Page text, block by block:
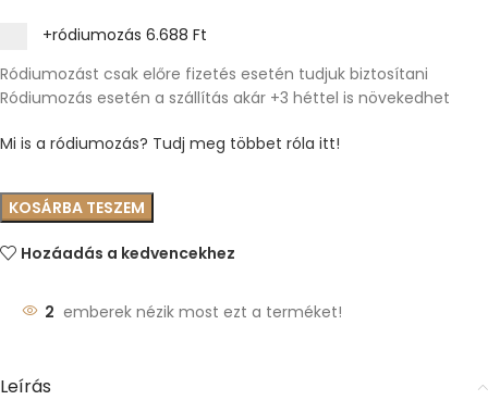
+ródiumozás 6.688 Ft
Ródiumozást csak előre fizetés esetén tudjuk biztosítani
Ródiumozás esetén a szállítás akár +3 héttel is növekedhet
Mi is a ródiumozás? Tudj meg többet róla itt!
KOSÁRBA TESZEM
Hozáadás a kedvencekhez
2 emberek nézik most ezt a terméket!
Leírás